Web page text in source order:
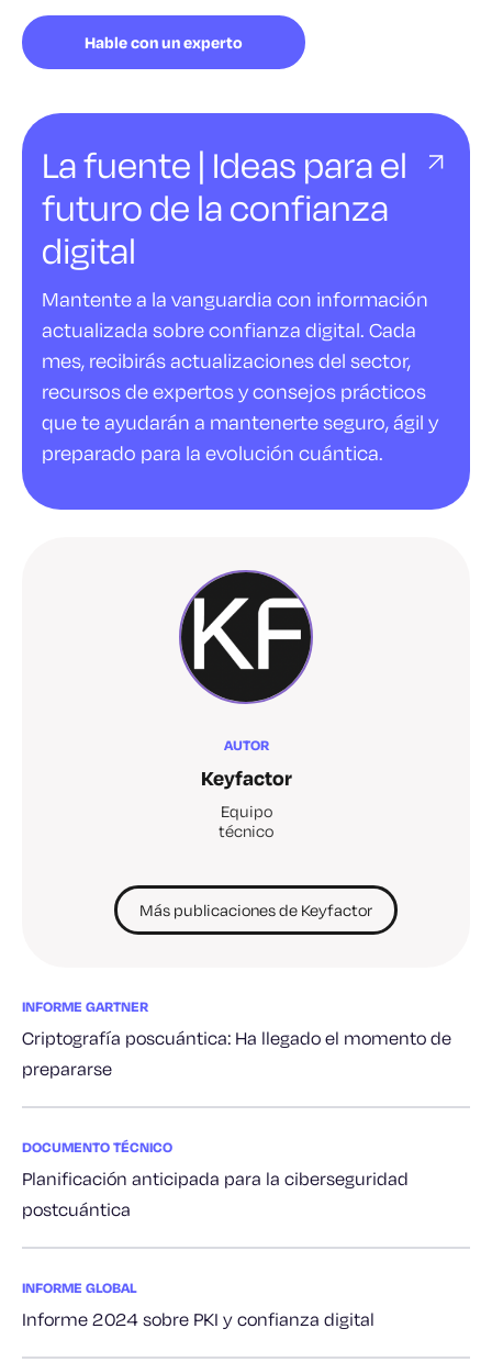
Hable con un experto
La fuente | Ideas para el
futuro de la confianza
digital
Mantente a la vanguardia con información
actualizada sobre confianza digital. Cada
mes, recibirás actualizaciones del sector,
recursos de expertos y consejos prácticos
que te ayudarán a mantenerte seguro, ágil y
preparado para la evolución cuántica.
AUTOR
Keyfactor
Equipo
técnico
Más publicaciones de Keyfactor
INFORME GARTNER
Criptografía poscuántica: Ha llegado el momento de
prepararse
DOCUMENTO TÉCNICO
Planificación anticipada para la ciberseguridad
postcuántica
INFORME GLOBAL
Informe 2024 sobre PKI y confianza digital